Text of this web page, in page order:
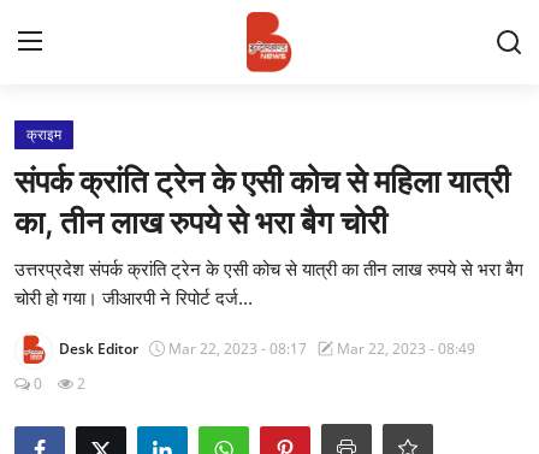
Contact
प्रमुख ख़बर
राज्य
बुन्देलखण्ड
क्राइम
संपर्क क्रांति ट्रेन के एसी कोच से महिला यात्री
का, तीन लाख रुपये से भरा बैग चोरी
उत्तरप्रदेश संपर्क क्रांति ट्रेन के एसी कोच से यात्री का तीन लाख रुपये से भरा बैग
चोरी हो गया। जीआरपी ने रिपोर्ट दर्ज...
Desk Editor Mar 22, 2023 - 08:17
Mar 22, 2023 - 08:49
0
2